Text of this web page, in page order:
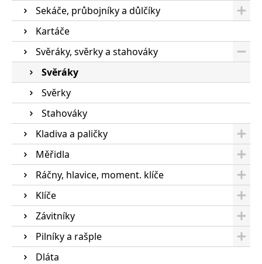
Sekáče, průbojníky a důlčíky
Kartáče
Svěráky, svěrky a stahováky
Svěráky
Svěrky
Stahováky
Kladiva a paličky
Měřidla
Ráčny, hlavice, moment. klíče
Klíče
Závitníky
Pilníky a rašple
Dláta